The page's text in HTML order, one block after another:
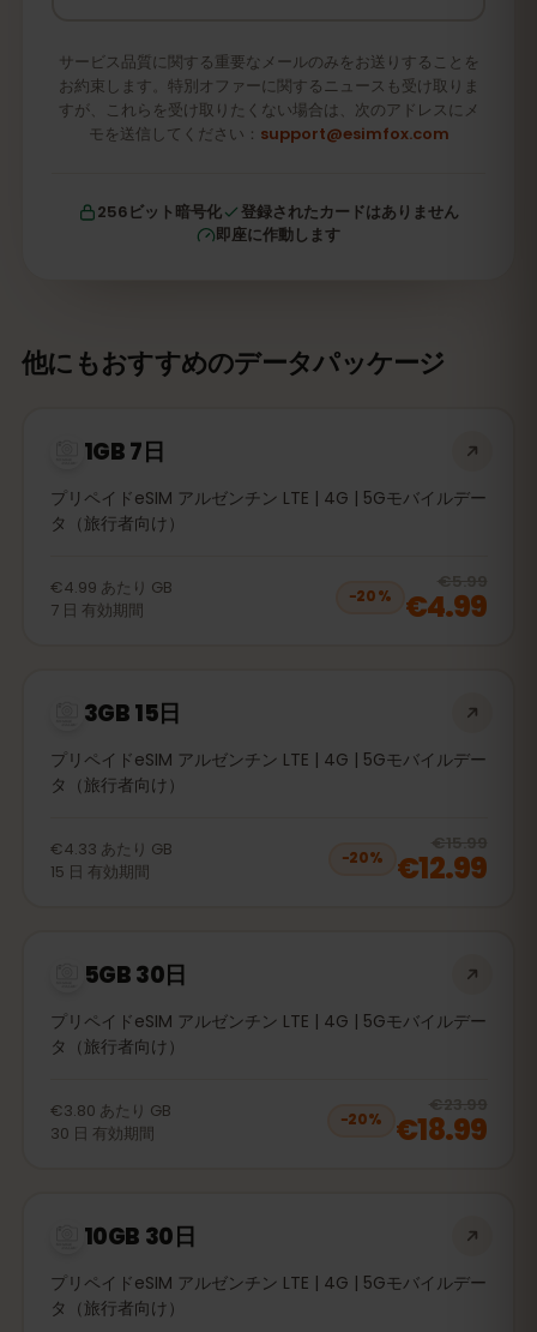
サービス品質に関する重要なメールのみをお送りすることを
お約束します。特別オファーに関するニュースも受け取りま
すが、これらを受け取りたくない場合は、次のアドレスにメ
モを送信してください： support@esimfox.com
256ビット暗号化
登録されたカードはありません
即座に作動します
他にもおすすめのデータパッケージ
1GB 7日
プリペイドeSIM アルゼンチン LTE | 4G | 5Gモバイルデー
タ（旅行者向け）
€4.99 あたり GB
7 日 有効期間
−20%
€5.99
€4.99
3GB 15日
プリペイドeSIM アルゼンチン LTE | 4G | 5Gモバイルデー
タ（旅行者向け）
€4.33 あたり GB
15 日 有効期間
−20%
€15.99
€12.99
5GB 30日
プリペイドeSIM アルゼンチン LTE | 4G | 5Gモバイルデー
タ（旅行者向け）
€3.80 あたり GB
30 日 有効期間
−20%
€23.99
€18.99
10GB 30日
プリペイドeSIM アルゼンチン LTE | 4G | 5Gモバイルデー
タ（旅行者向け）